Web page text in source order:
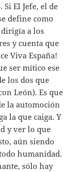
El Jefe, el de
define como
a los
y cuenta que
Viva España!
ser mítico ese
los dos que
León). Es que
la automoción
la que caiga. Y
y ver lo que
aún siendo
humanidad.
sólo hay